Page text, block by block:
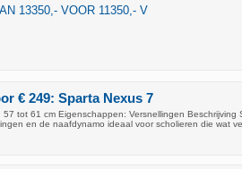
13350,- VOOR 11350,- V
€ 249: Sparta Nexus 7
tot 61 cm Eigenschappen: Versnellingen Beschrijving
en de naafdynamo ideaal voor scholieren die wat